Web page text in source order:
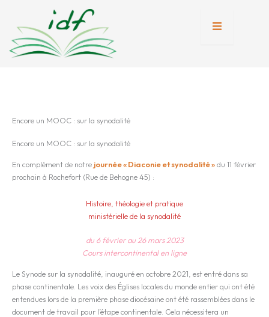
contenu
Encore un MOOC : sur la synodalité
Encore un MOOC : sur la synodalité
En complément de notre journée « Diaconie et synodalité »du 11 février
prochain à Rochefort (Rue de Behogne 45) :
Histoire, théologie et pratique
ministérielle de la synodalité
du 6 février au 26 mars 2023
Cours intercontinental en ligne
Le Synode sur la synodalité, inauguré en octobre 2021, est entré dans sa
phase continentale. Les voix des Églises locales du monde entier qui ont été
entendues lors de la première phase diocésaine ont été rassemblées dans le
document de travail pour l’étape continentale. Cela nécessitera un